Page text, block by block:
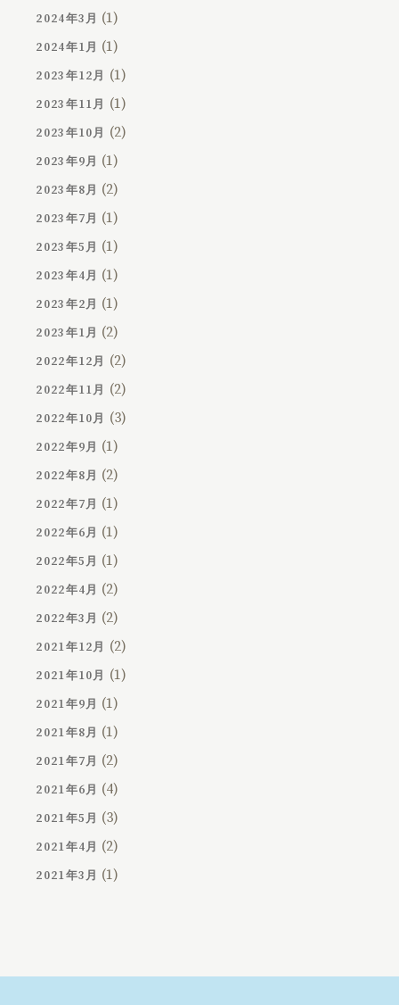
2024年3月 (1)
2024年1月 (1)
2023年12月 (1)
2023年11月 (1)
2023年10月 (2)
2023年9月 (1)
2023年8月 (2)
2023年7月 (1)
2023年5月 (1)
2023年4月 (1)
2023年2月 (1)
2023年1月 (2)
2022年12月 (2)
2022年11月 (2)
2022年10月 (3)
2022年9月 (1)
2022年8月 (2)
2022年7月 (1)
2022年6月 (1)
2022年5月 (1)
2022年4月 (2)
2022年3月 (2)
2021年12月 (2)
2021年10月 (1)
2021年9月 (1)
2021年8月 (1)
2021年7月 (2)
2021年6月 (4)
2021年5月 (3)
2021年4月 (2)
2021年3月 (1)